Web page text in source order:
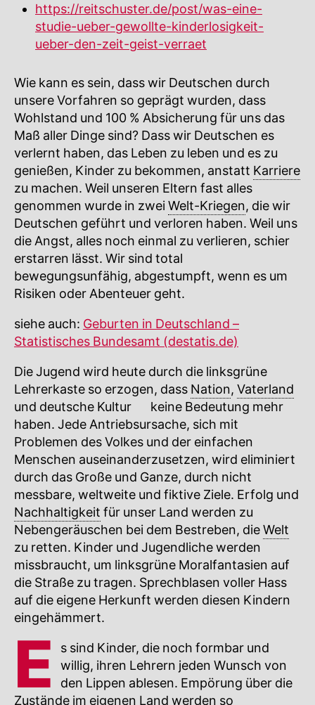
https://reitschuster.de/post/was-eine-
studie-ueber-gewollte-kinderlosigkeit-
ueber-den-zeit-geist-verraet
Wie kann es sein, dass wir Deutschen durch
unsere Vorfahren so geprägt wurden, dass
Wohlstand und 100 % Absicherung für uns das
Maß aller Dinge sind? Dass wir Deutschen es
verlernt haben, das Leben zu leben und es zu
genießen, Kinder zu bekommen, anstatt Karriere
zu machen. Weil unseren Eltern fast alles
genommen wurde in zweiWelt-Kriegen, die wir
Deutschen geführt und verloren haben. Weil uns
die Angst, alles noch einmal zu verlieren, schier
erstarren lässt. Wir sind total
bewegungsunfähig, abgestumpft, wenn es um
Risiken oder Abenteuer geht.
siehe auch: Geburten in Deutschland –
Statistisches Bundesamt (destatis.de)
Die Jugend wird heute durch die linksgrüne
Lehrerkaste so erzogen, dass Nation, Vaterland
und deutsche Kultur
keine Bedeutung mehr
haben. Jede Antriebsursache, sich mit
Problemen des Volkes und der einfachen
Menschen auseinanderzusetzen, wird eliminiert
durch das Große und Ganze, durch nicht
messbare, weltweite und fiktive Ziele. Erfolg und
Nachhaltigkeit für unser Land werden zu
Nebengeräuschen bei dem Bestreben, dieWelt
zu retten. Kinder und Jugendliche werden
missbraucht, um linksgrüne Moralfantasien auf
die Straße zu tragen. Sprechblasen voller Hass
auf die eigene Herkunft werden diesen Kindern
eingehämmert.
E
s sind Kinder, die noch formbar und
willig, ihren Lehrern jeden Wunsch von
den Lippen ablesen. Empörung über die
Zustände im eigenen Land werden so